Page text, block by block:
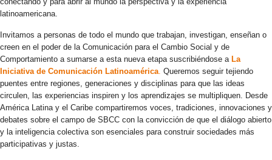
latinoamericana.
Invitamos a personas de todo el mundo que trabajan, investigan, enseñan o
creen en el poder de la Comunicación para el Cambio Social y de
Comportamiento a sumarse a esta nueva etapa suscribiéndose a La
Iniciativa de Comunicación Latinoamérica. Queremos seguir tejiendo
puentes entre regiones, generaciones y disciplinas para que las ideas
circulen, las experiencias inspiren y los aprendizajes se multipliquen. Desde
América Latina y el Caribe compartiremos voces, tradiciones, innovaciones y
debates sobre el campo de SBCC con la convicción de que el diálogo abierto
y la inteligencia colectiva son esenciales para construir sociedades más
participativas y justas.